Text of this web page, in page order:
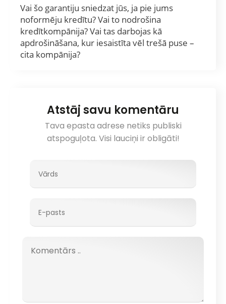
Vai šo garantiju sniedzat jūs, ja pie jums
noformēju kredītu? Vai to nodrošina
kredītkompānija? Vai tas darbojas kā
apdrošināšana, kur iesaistīta vēl trešā puse –
cita kompānija?
Atstāj savu komentāru
Tava epasta adrese netiks publiski
atspoguļota. Visi lauciņi ir obligāti!